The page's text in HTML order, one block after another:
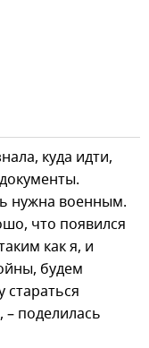
куда идти,
нужна военным.
что появился
как я, и
будем
стараться
поделилась